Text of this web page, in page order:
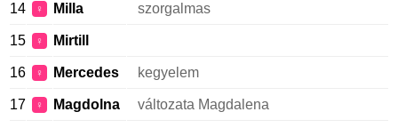
14 ♀ Milla szorgalmas
15 ♀ Mirtill
16 ♀ Mercedes kegyelem
17 ♀ Magdolna változata Magdalena